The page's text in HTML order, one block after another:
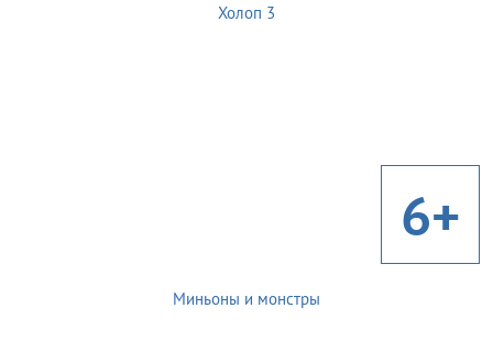
Холоп 3
6+
Миньоны и монстры